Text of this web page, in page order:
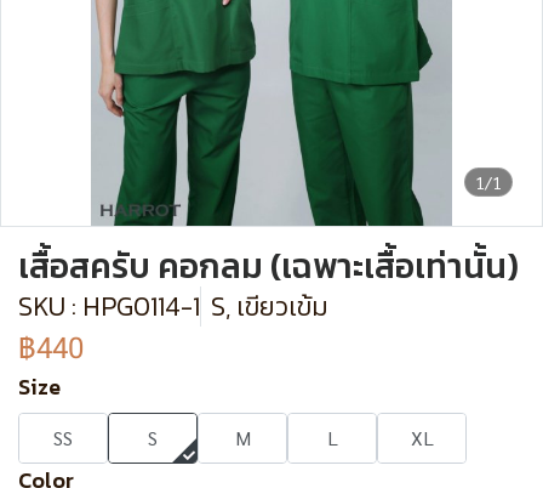
1/1
เสื้อสครับ คอกลม (เฉพาะเสื้อเท่านั้น)
SKU : HPG0114-1 S, เขียวเข้ม
฿440
Size
SS S M L XL
Color